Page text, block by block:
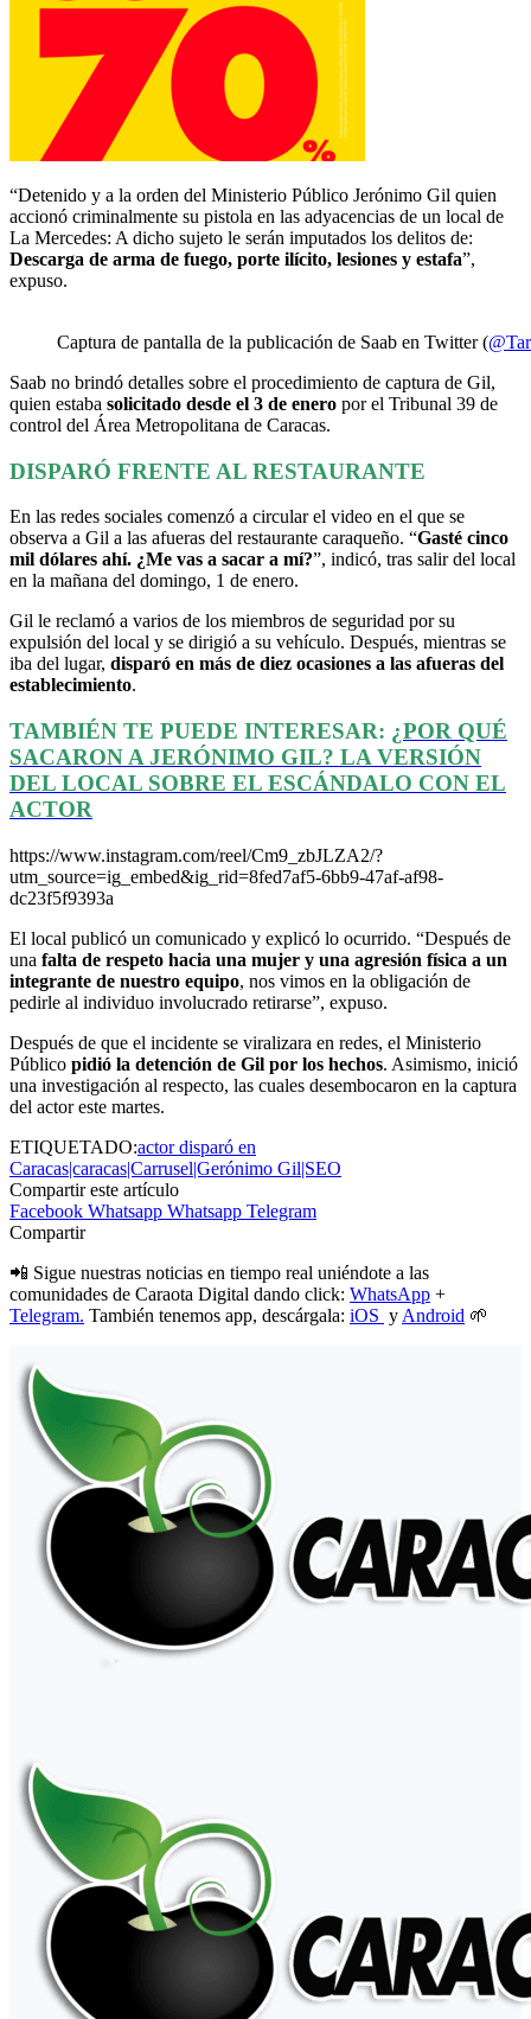
“Detenido y a la orden del Ministerio Público Jerónimo Gil quien
accionó criminalmente su pistola en las adyacencias de un local de
La Mercedes: A dicho sujeto le serán imputados los delitos de:
Descarga de arma de fuego, porte ilícito, lesiones y estafa”,
expuso.
Captura de pantalla de la publicación de Saab en Twitter (
Saab no brindó detalles sobre el procedimiento de captura de Gil,
quien estaba solicitado desde el 3 de enero por el Tribunal 39 de
control del Área Metropolitana de Caracas.
DISPARÓ FRENTE AL RESTAURANTE
En las redes sociales comenzó a circular el video en el que se
observa a Gil a las afueras del restaurante caraqueño. “Gasté cinco
mil dólares ahí. ¿Me vas a sacar a mí?”, indicó, tras salir del local
en la mañana del domingo, 1 de enero.
Gil le reclamó a varios de los miembros de seguridad por su
expulsión del local y se dirigió a su vehículo. Después, mientras se
iba del lugar, disparó en más de diez ocasiones a las afueras del
establecimiento.
TAMBIÉN TE PUEDE INTERESAR: ¿POR QUÉ
SACARON A JERÓNIMO GIL? LA VERSIÓN
DEL LOCAL SOBRE EL ESCÁNDALO CON EL
ACTOR
https://www.instagram.com/reel/Cm9_zbJLZA2/?
utm_source=ig_embed&ig_rid=8fed7af5-6bb9-47af-af98-
dc23f5f9393a
El local publicó un comunicado y explicó lo ocurrido. “Después de
una falta de respeto hacia una mujer y una agresión física a un
integrante de nuestro equipo, nos vimos en la obligación de
pedirle al individuo involucrado retirarse”, expuso.
Después de que el incidente se viralizara en redes, el Ministerio
Público pidió la detención de Gil por los hechos. Asimismo, inició
una investigación al respecto, las cuales desembocaron en la captura
del actor este martes.
ETIQUETADO:actor disparó en
Caracas|caracas|Carrusel|Gerónimo Gil|SEO
Compartir este artículo
Facebook Whatsapp Whatsapp Telegram
Compartir
📲 Sigue nuestras noticias en tiempo real uniéndote a las
comunidades de Caraota Digital dando click: WhatsApp +
Telegram. También tenemos app, descárgala: iOS y Android 🌱